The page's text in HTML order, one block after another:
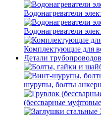
Водонагреватели
Водонагреватели
Комплектующие для
Детали
шурупы, болты
(бессварные